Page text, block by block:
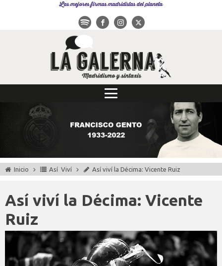
Las mejores firmas madridistas del planeta
Inicio Así Viví Así viví la Décima: Vicente Ruiz
Así viví la Décima: Vicente
Ruiz